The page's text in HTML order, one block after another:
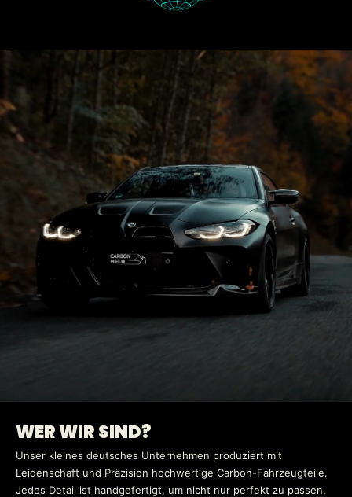
WER WIR SIND?
Unser kleines deutsches Unternehmen produziert mit
Leidenschaft und Präzision hochwertige Carbon-Fahrzeugteile.
Jedes Detail ist handgefertigt, um nicht nur perfekt zu passen,